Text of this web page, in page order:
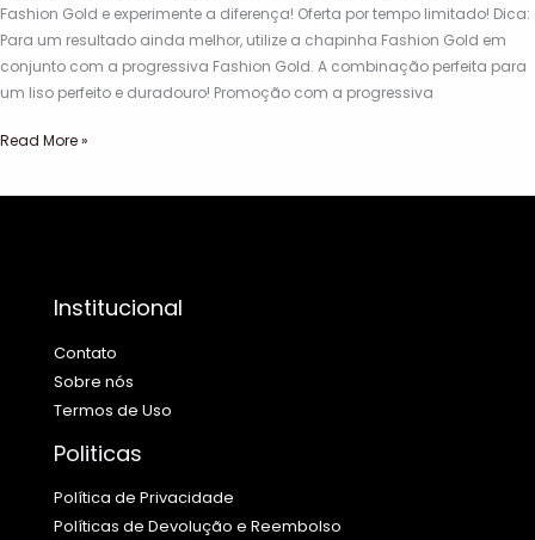
Fashion Gold e experimente a diferença! Oferta por tempo limitado! Dica:
Para um resultado ainda melhor, utilize a chapinha Fashion Gold em
conjunto com a progressiva Fashion Gold. A combinação perfeita para
um liso perfeito e duradouro! Promoção com a progressiva
Read More »
Institucional
Contato
Sobre nós
Termos de Uso
Politicas
Política de Privacidade
Políticas de Devolução e Reembolso